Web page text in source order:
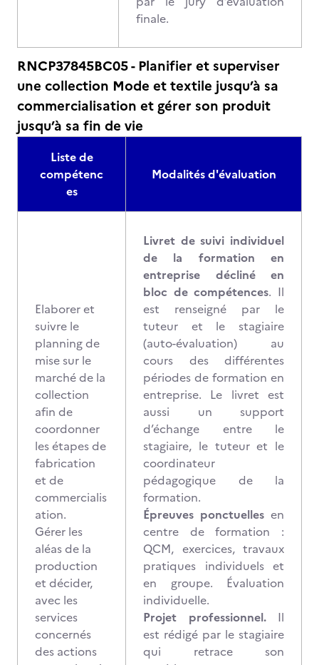
finale.
RNCP37845BC05 - Planifier et superviser
une collection Mode et textile jusqu’à sa
commercialisation et gérer son produit
jusqu’à sa fin de vie
Liste de
compétenc
es
Modalités d'évaluation
Elaborer et
suivre le
planning de
mise sur le
marché de la
collection
afin de
coordonner
les étapes de
fabrication
et de
commercialis
ation.
Gérer les
aléas de la
production
et décider,
avec les
services
concernés
des actions
Livret de suivi individuel
de la formation en
entreprise décliné en
bloc de compétences. Il
est renseigné par le
tuteur et le stagiaire
(auto-évaluation) au
cours des différentes
périodes de formation en
entreprise. Le livret est
aussi un support
d’échange entre le
stagiaire, le tuteur et le
coordinateur
pédagogique de la
formation.
Épreuves ponctuelles en
centre de formation :
QCM, exercices, travaux
pratiques individuels et
en groupe. Évaluation
individuelle.
Projet professionnel. Il
est rédigé par le stagiaire
qui retrace son